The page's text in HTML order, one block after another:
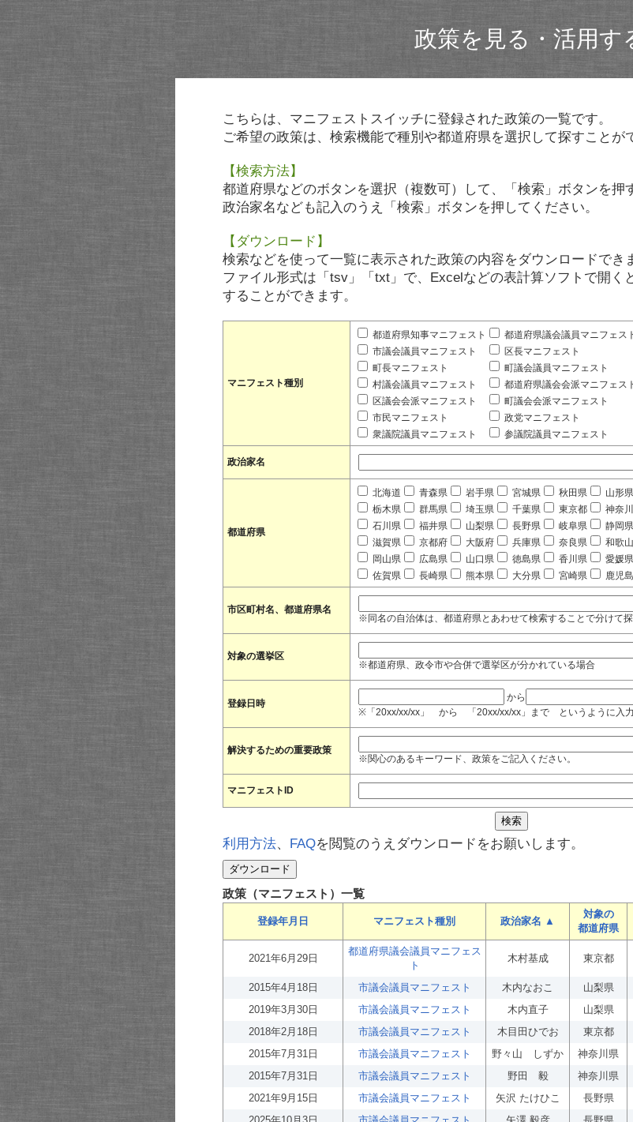
政策を見る・活用す
こちらは、マニフェストスイッチに登録された政策の一覧です。
ご希望の政策は、検索機能で種別や都道府県を選択して探すことが
【検索方法】
都道府県などのボタンを選択（複数可）して、「検索」ボタンを押
政治家名なども記入のうえ「検索」ボタンを押してください。
【ダウンロード】
検索などを使って一覧に表示された政策の内容をダウンロードでき
ファイル形式は「tsv」「txt」で、Excelなどの表計算ソフトで開く
することができます。
マニフェスト種別
都道府県知事マニフェスト 都道府県議会議員マニフェス
市議会議員マニフェスト
区長マニフェスト
町長マニフェスト
町議会議員マニフェスト
村議会議員マニフェスト
都道府県議会会派マニフェス
区議会会派マニフェスト
町議会会派マニフェスト
市民マニフェスト
政党マニフェスト
衆議院議員マニフェスト
参議院議員マニフェスト
政治家名
都道府県
北海道 青森県 岩手県 宮城県 秋田県 山形県
栃木県
群馬県 埼玉県 千葉県 東京都 神奈
石川県
福井県 山梨県 長野県 岐阜県 静岡県
滋賀県
京都府 大阪府 兵庫県 奈良県 和歌
岡山県
広島県 山口県 徳島県 香川県 愛媛県
佐賀県
長崎県 熊本県 大分県 宮崎県 鹿児
市区町村名、都道府県名
※同名の自治体は、都道府県とあわせて検索することで分けて探
対象の選挙区
※都道府県、政令市や合併で選挙区が分かれている場合
登録日時
から
※「20xx/xx/xx」 から 「20xx/xx/xx」まで というように入力
解決するための重要政策
※関心のあるキーワード、政策をご記入ください。
マニフェストID
利用方法、 FAQを閲覧のうえダウンロードをお願いします。
政策（マニフェスト）一覧
登録年月日 マニフェスト種別 政治家名 ▲
対象の
都道府県
2021年6月29日
都道府県議会議員マニフェス
ト
木村基成 東京都
2015年4月18日 市議会議員マニフェスト 木内なおこ 山梨県
2019年3月30日
市議会議員マニフェスト 木内直子 山梨県
2018年2月18日
市議会議員マニフェスト 木目田ひでお 東京都
2015年7月31日
市議会議員マニフェスト 野々山 しずか 神奈川県
2015年7月31日
市議会議員マニフェスト 野田 毅 神奈川県
2021年9月15日
市議会議員マニフェスト 矢沢 たけひこ 長野県